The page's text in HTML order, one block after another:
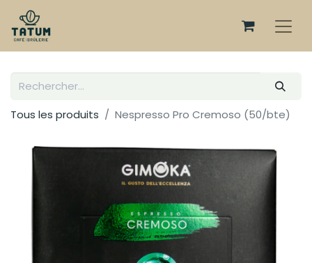
Tous les produits Nespresso Pro Cremoso (50/bte)